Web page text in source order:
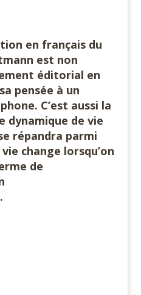
en français du
est non
éditorial en
pensée à un
C’est aussi la
dynamique de vie
répandra parmi
change lorsqu’on
de